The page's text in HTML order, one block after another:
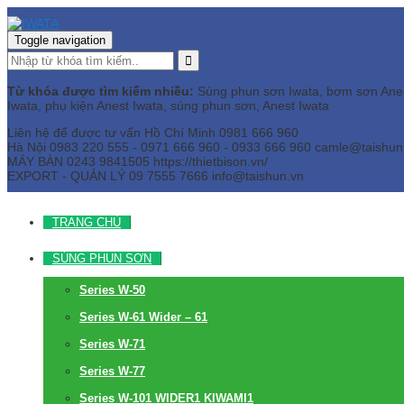
Toggle navigation
Từ khóa được tìm kiếm nhiều: Súng phun sơn Iwata, bơm sơn
Iwata, phụ kiện Anest Iwata, súng phun sơn, Anest Iwata
Liên hệ để được tư vấn Hồ Chí Minh 0981 666 960
Hà Nội 0983 220 555 - 0971 666 960 - 0933 666 960
MÁY BÀN 0243 9841505 https://thietbison.vn/
EXPORT - QUẢN LÝ 09 7555 7666 info@taishun.vn
TRANG CHỦ
SÚNG PHUN SƠN
Series W-50
Series W-61 Wider – 61
Series W-71
Series W-77
Series W-101 WIDER1 KIWAMI1